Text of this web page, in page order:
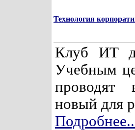
Технология
Клуб ИТ
Учебным
проводят
новый для